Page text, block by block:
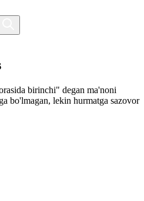
birinchi" degan ma'noni
bo'lmagan, lekin hurmatga sazovor